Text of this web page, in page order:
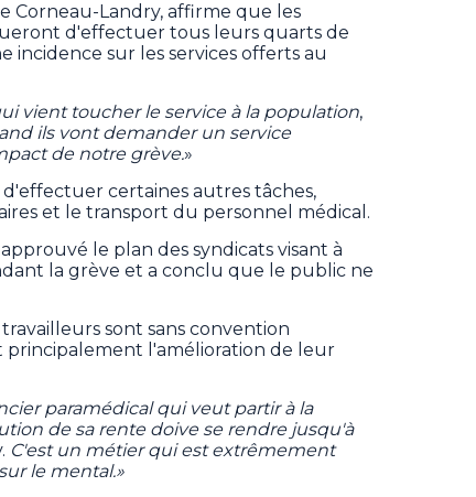
Corneau-Landry, affirme que les
d'effectuer tous leurs quarts de
incidence sur les services offerts au
vient toucher le service à la population,
ils vont demander un service
de notre grève.»
certaines autres tâches,
et le transport du personnel médical.
le plan des syndicats visant à
la grève et a conclu que le public ne
sont sans convention
l'amélioration de leur
paramédical qui veut partir à la
de sa rente doive se rendre jusqu'à
C'est un métier qui est extrêmement
le mental.»